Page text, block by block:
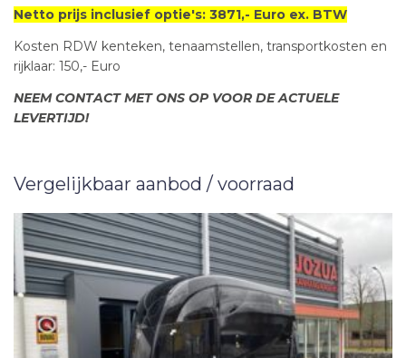
Netto prijs inclusief optie's: 3871,- Euro ex. BTW
Kosten RDW kenteken, tenaamstellen, transportkosten en
rijklaar: 150,- Euro
NEEM CONTACT MET ONS OP VOOR DE ACTUELE
LEVERTIJD!
Vergelijkbaar aanbod / voorraad